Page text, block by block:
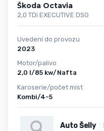
Škoda Octavia
2,0 TDi EXECUTIVE DSG
Uvedení do provozu
2023
Motor/palivo
2,0 l/85 kw/Nafta
Karoserie/počet míst
Kombi/4-5
Auto Šelly